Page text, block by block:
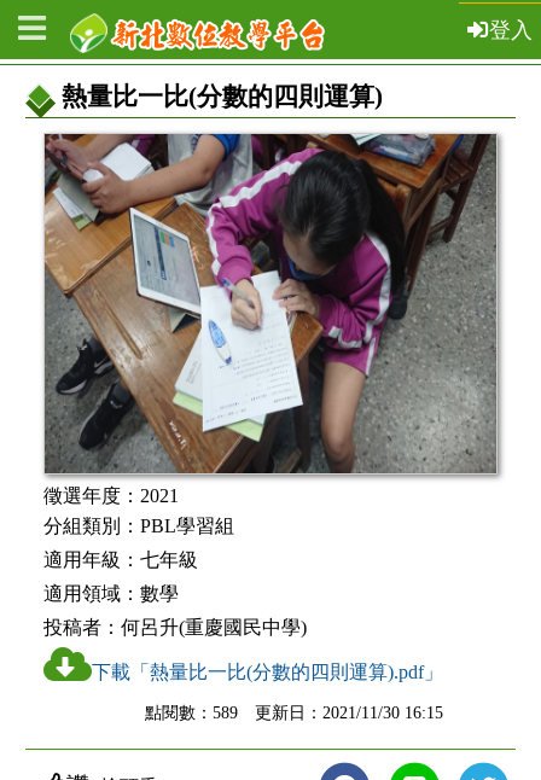
登入
熱量比一比(分數的四則運算)
教
案
基
本
資
訊
徵選年度： 2021
分組類別： PBL學習組
適用年級： 七年級
適用領域： 數學
投稿者： 何呂升(重慶國民中學)
下載「熱量比一比(分數的四則運算).pdf」
點閱數：589 更新日：2021/11/30 16:15